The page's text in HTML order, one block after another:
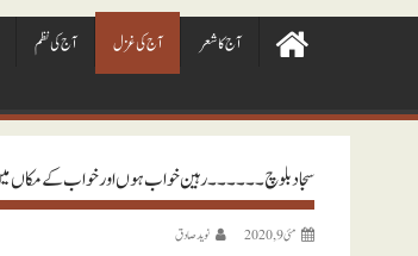
آج کا شعر آج کی غزل آج کی نظم
سجاد بلوچ ۔۔۔۔۔۔ رہین خواب ہوں اور خواب کے مکاں
مئی 9, 2020 نويد صادق